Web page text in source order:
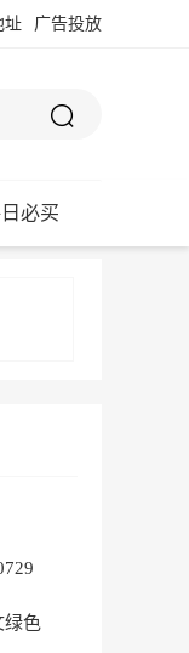
广告投放
址
必买
绿色